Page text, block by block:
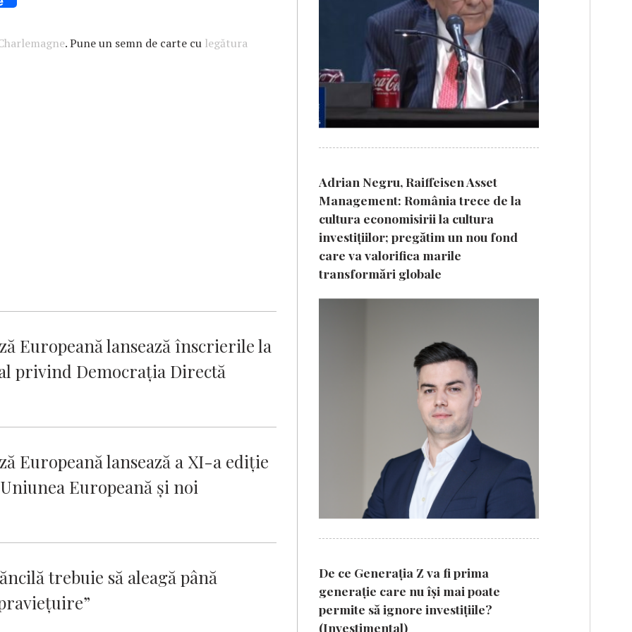
. Pune un semn de carte cu legătura
Europeană lansează înscrierile la
privind Democrația Directă
Europeană lansează a XI-a ediție
Europeană și noi
trebuie să aleagă până
Adrian Negru, Raiffeisen Asset
Management: România trece de la
cultura economisirii la cultura
investițiilor; pregătim un nou fond
care va valorifica marile
transformări globale
De ce Generația Z va fi prima
generație care nu își mai poate
permite să ignore investițiile?
(Investimental)